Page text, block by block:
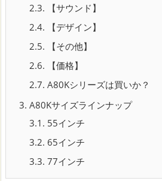
2.3. 【サウンド】
2.4. 【デザイン】
2.5. 【その他】
2.6. 【価格】
2.7. A80Kシリーズは買いか？
3. A80Kサイズラインナップ
3.1. 55インチ
3.2. 65インチ
3.3. 77インチ